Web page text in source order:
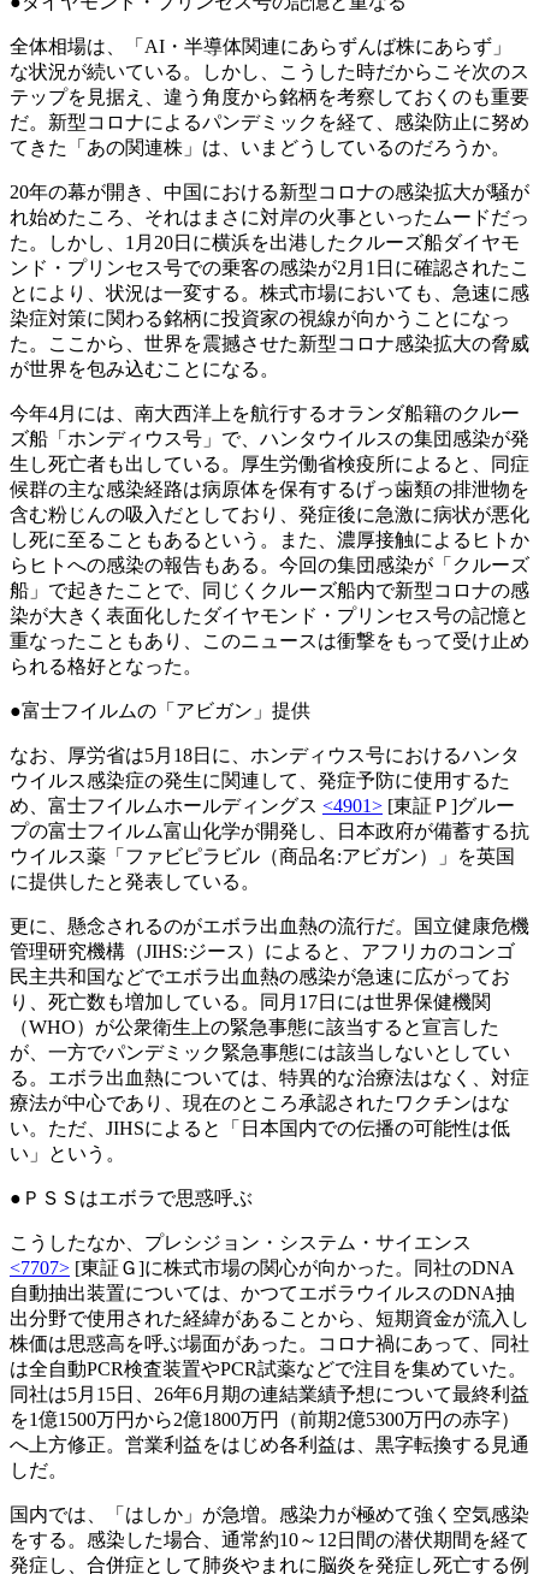
全体相場は、「AI・半導体関連にあらずんば株にあらず」
な状況が続いている。しかし、こうした時だからこそ次のス
テップを見据え、違う角度から銘柄を考察しておくのも重要
だ。新型コロナによるパンデミックを経て、感染防止に努め
てきた「あの関連株」は、いまどうしているのだろうか。
20年の幕が開き、中国における新型コロナの感染拡大が騒が
れ始めたころ、それはまさに対岸の火事といったムードだっ
た。しかし、1月20日に横浜を出港したクルーズ船ダイヤモ
ンド・プリンセス号での乗客の感染が2月1日に確認されたこ
とにより、状況は一変する。株式市場においても、急速に感
染症対策に関わる銘柄に投資家の視線が向かうことになっ
た。ここから、世界を震撼させた新型コロナ感染拡大の脅威
が世界を包み込むことになる。
今年4月には、南大西洋上を航行するオランダ船籍のクルー
ズ船「ホンディウス号」で、ハンタウイルスの集団感染が発
生し死亡者も出している。厚生労働省検疫所によると、同症
候群の主な感染経路は病原体を保有するげっ歯類の排泄物を
含む粉じんの吸入だとしており、発症後に急激に病状が悪化
し死に至ることもあるという。また、濃厚接触によるヒトか
らヒトへの感染の報告もある。今回の集団感染が「クルーズ
船」で起きたことで、同じくクルーズ船内で新型コロナの感
染が大きく表面化したダイヤモンド・プリンセス号の記憶と
重なったこともあり、このニュースは衝撃をもって受け止め
られる格好となった。
●富士フイルムの「アビガン」提供
なお、厚労省は5月18日に、ホンディウス号におけるハンタ
ウイルス感染症の発生に関連して、発症予防に使用するた
め、富士フイルムホールディングス <4901> [東証Ｐ]グルー
プの富士フイルム富山化学が開発し、日本政府が備蓄する抗
ウイルス薬「ファビピラビル（商品名:アビガン）」を英国
に提供したと発表している。
更に、懸念されるのがエボラ出血熱の流行だ。国立健康危機
管理研究機構（JIHS:ジース）によると、アフリカのコンゴ
民主共和国などでエボラ出血熱の感染が急速に広がってお
り、死亡数も増加している。同月17日には世界保健機関
（WHO）が公衆衛生上の緊急事態に該当すると宣言した
が、一方でパンデミック緊急事態には該当しないとしてい
る。エボラ出血熱については、特異的な治療法はなく、対症
療法が中心であり、現在のところ承認されたワクチンはな
い。ただ、JIHSによると「日本国内での伝播の可能性は低
い」という。
●ＰＳＳはエボラで思惑呼ぶ
こうしたなか、プレシジョン・システム・サイエンス
<7707> [東証Ｇ]に株式市場の関心が向かった。同社のDNA
自動抽出装置については、かつてエボラウイルスのDNA抽
出分野で使用された経緯があることから、短期資金が流入し
株価は思惑高を呼ぶ場面があった。コロナ禍にあって、同社
は全自動PCR検査装置やPCR試薬などで注目を集めていた。
同社は5月15日、26年6月期の連結業績予想について最終利益
を1億1500万円から2億1800万円（前期2億5300万円の赤字）
へ上方修正。営業利益をはじめ各利益は、黒字転換する見通
しだ。
国内では、「はしか」が急増。感染力が極めて強く空気感染
をする。感染した場合、通常約10～12日間の潜伏期間を経て
発症し、合併症として肺炎やまれに脳炎を発症し死亡する例